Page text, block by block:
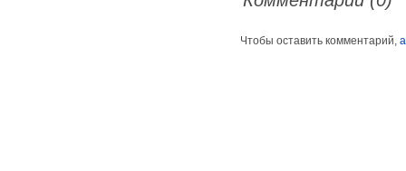
Чтобы оставить комментарий,